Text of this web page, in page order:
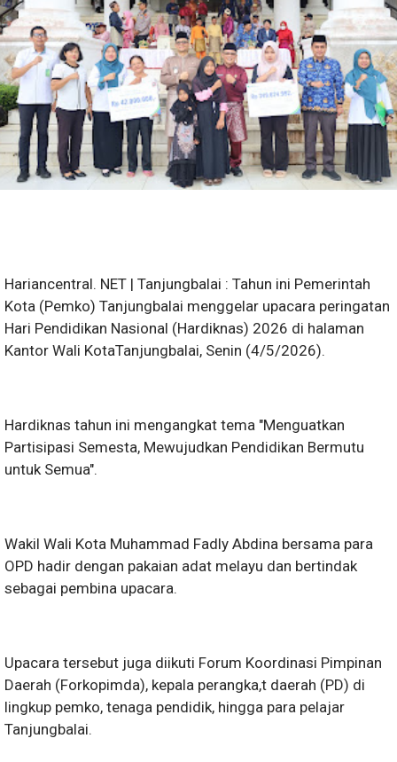
Hariancentral. NET | Tanjungbalai : Tahun ini Pemerintah
Kota (Pemko) Tanjungbalai menggelar upacara peringatan
Hari Pendidikan Nasional (Hardiknas) 2026 di halaman
Kantor Wali KotaTanjungbalai, Senin (4/5/2026).
Hardiknas tahun ini mengangkat tema "Menguatkan
Partisipasi Semesta, Mewujudkan Pendidikan Bermutu
untuk Semua".
Wakil Wali Kota Muhammad Fadly Abdina bersama para
OPD hadir dengan pakaian adat melayu dan bertindak
sebagai pembina upacara.
Upacara tersebut juga diikuti Forum Koordinasi Pimpinan
Daerah (Forkopimda), kepala perangka,t daerah (PD) di
lingkup pemko, tenaga pendidik, hingga para pelajar
Tanjungbalai.